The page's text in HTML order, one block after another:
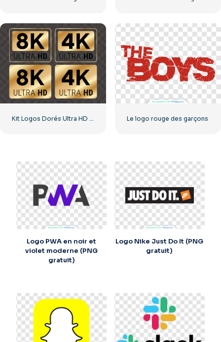
Le logo rouge des garçons
Logo PWA en noir et
violet moderne (PNG
gratuit)
Logo Nike Just Do It (PNG
gratuit)